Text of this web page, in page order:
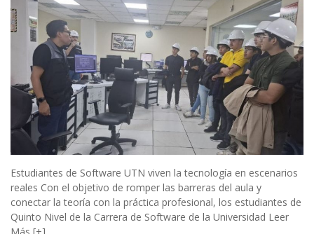
Estudiantes de Software UTN viven la tecnología en escenarios
reales Con el objetivo de romper las barreras del aula y
conectar la teoría con la práctica profesional, los estudiantes de
Quinto Nivel de la Carrera de Software de la Universidad Leer
Más [+]